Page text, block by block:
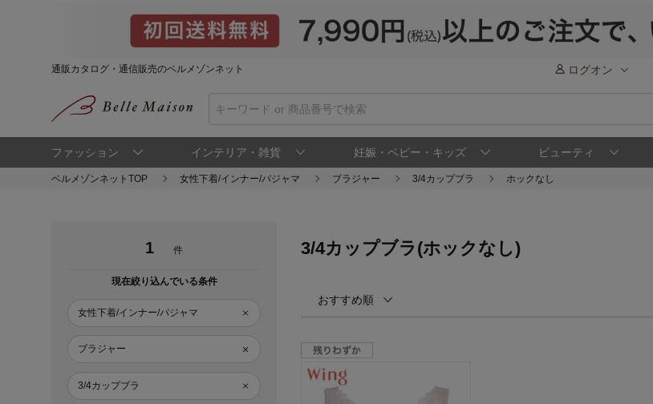
通販カタログ・通信販売のベルメゾンネット ログオン
ファッション インテリア・雑貨 妊娠・ベビー・キッズ ビューティ
ベルメゾンネットTOP 女性下着/インナー/パジャマ ブラジャー 3/4カップブラ ホックなし
1 件
現在絞り込んでいる条件
女性下着/インナー/パジャマ
ブラジャー
3/4カップブラ
3/4カップブラ(ホックなし)
おすすめ順